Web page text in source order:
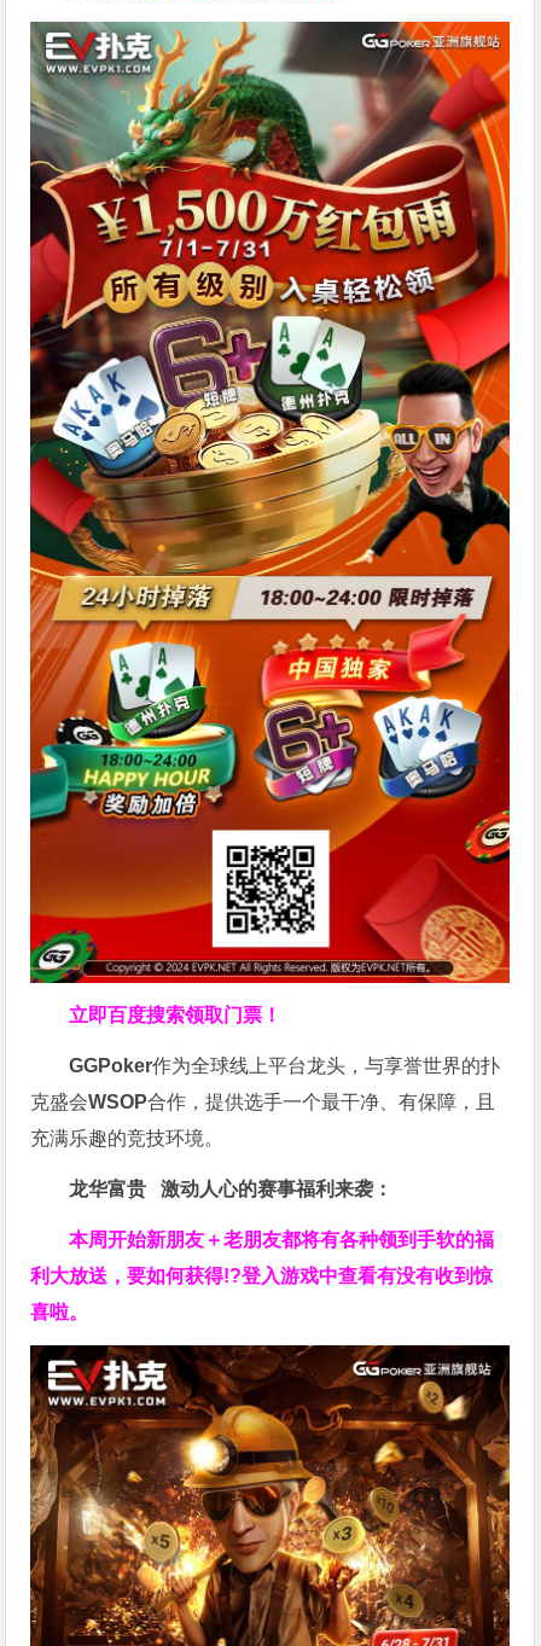
立即百度搜索领取门票！
GGPoker作为全球线上平台龙头，与享誉世界的扑
克盛会WSOP合作，提供选手一个最干净、有保障，且
充满乐趣的竞技环境。
龙华富贵 激动人心的赛事福利来袭：
本周开始新朋友＋老朋友都将有各种领到手软的福
利大放送，要如何获得!?登入游戏中查看有没有收到惊
喜啦。